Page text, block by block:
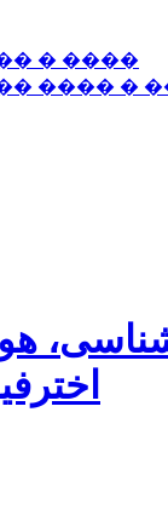
� ����
���� �